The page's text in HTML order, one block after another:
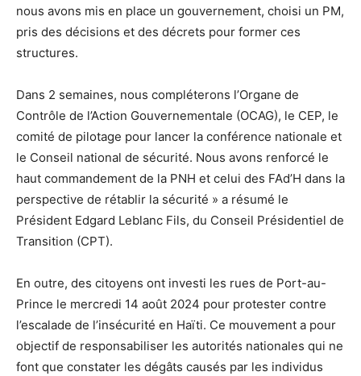
nous avons mis en place un gouvernement, choisi un PM,
pris des décisions et des décrets pour former ces
structures.
Dans 2 semaines, nous compléterons l’Organe de
Contrôle de l’Action Gouvernementale (OCAG), le CEP, le
comité de pilotage pour lancer la conférence nationale et
le Conseil national de sécurité. Nous avons renforcé le
haut commandement de la PNH et celui des FAd’H dans la
perspective de rétablir la sécurité » a résumé le
Président Edgard Leblanc Fils, du Conseil Présidentiel de
Transition (CPT).
En outre, des citoyens ont investi les rues de Port-au-
Prince le mercredi 14 août 2024 pour protester contre
l’escalade de l’insécurité en Haïti. Ce mouvement a pour
objectif de responsabiliser les autorités nationales qui ne
font que constater les dégâts causés par les individus